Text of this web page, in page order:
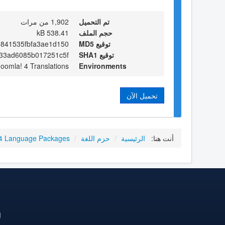
تم التحميل
1,902 من مرات
حجم الملف
538.41 kB
توقيع MD5
توقيع SHA1
Environments
4 Translations
تحميل الآن
أنت هنا: الرئيسية / حزم اللغة /
Language Packages